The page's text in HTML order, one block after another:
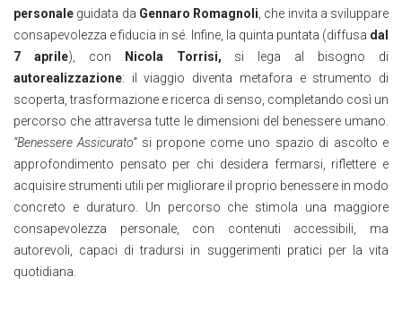
personale guidata da Gennaro Romagnoli , che invita a sviluppare
consapevolezza e fiducia in sé. Infine, la quinta puntata (diffusa dal
7 aprile), con Nicola Torrisi, si lega al bisogno di
autorealizzazione: il viaggio diventa metafora e strumento di
scoperta, trasformazione e ricerca di senso, completando così un
percorso che attraversa tutte le dimensioni del benessere umano.
“Benessere Assicurato”si propone come uno spazio di ascolto e
approfondimento pensato per chi desidera fermarsi, riflettere e
acquisire strumenti utili per migliorare il proprio benessere in modo
concreto e duraturo. Un percorso che stimola una maggiore
consapevolezza personale, con contenuti accessibili, ma
autorevoli, capaci di tradursi in suggerimenti pratici per la vita
quotidiana.